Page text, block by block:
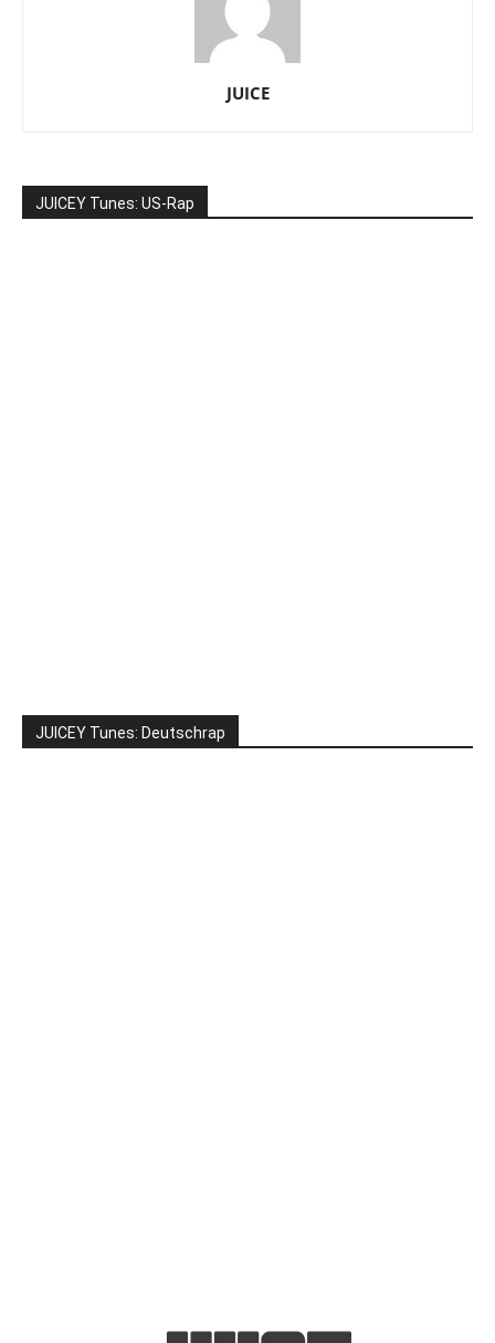
JUICE
JUICEY Tunes: US-Rap
JUICEY Tunes: Deutschrap